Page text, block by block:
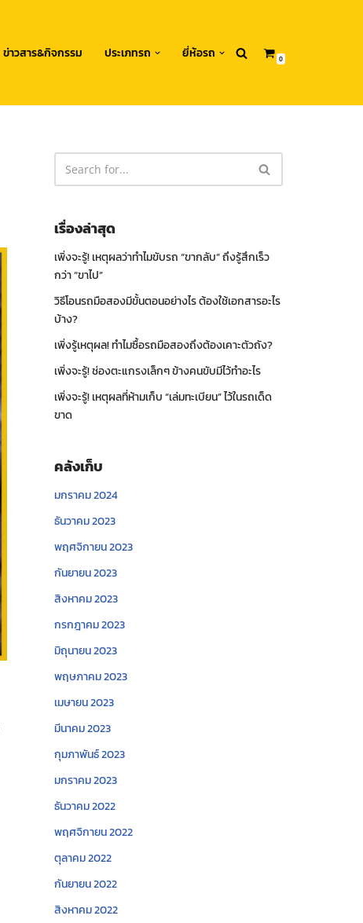
ข่าวสาร&กิจกรรม ประเภทรถ ยี่ห้อรถ 0
เรื่องล่าสุด
เพิ่งจะรู้! เหตุผลว่าทำไมขับรถ “ขากลับ” ถึงรู้สึกเร็ว
กว่า “ขาไป”
วิธีโอนรถมือสองมีขั้นตอนอย่างไร ต้องใช้เอกสารอะไร
บ้าง?
เพิ่งรู้เหตุผล! ทำไมซื้อรถมือสองถึงต้องเคาะตัวถัง?
เพิ่งจะรู้! ช่องตะแกรงเล็กๆ ข้างคนขับมีไว้ทำอะไร
เพิ่งจะรู้! เหตุผลที่ห้ามเก็บ “เล่มทะเบียน” ไว้ในรถเด็ด
ขาด
คลังเก็บ
มกราคม 2024
ธันวาคม 2023
พฤศจิกายน 2023
กันยายน 2023
สิงหาคม 2023
กรกฎาคม 2023
มิถุนายน 2023
พฤษภาคม 2023
เมษายน 2023
มีนาคม 2023
กุมภาพันธ์ 2023
มกราคม 2023
ธันวาคม 2022
พฤศจิกายน 2022
ตุลาคม 2022
กันยายน 2022
สิงหาคม 2022